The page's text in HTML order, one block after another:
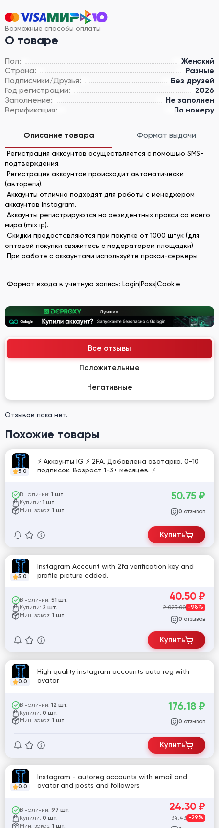
Возможные способы оплаты
О товаре
Пол:
Женский
Страна:
Разные
Подписчики/Друзья:
Без друзей
Год регистрации:
2026
Заполнение:
Не заполнен
Верификация:
По номеру
Описание товара Формат выдачи
Регистрация аккаунтов осуществляется с помощью SMS-
подтверждения.
Регистрация аккаунтов происходит автоматически
(автореги).
Аккаунты отлично подходят для работы с менеджером
аккаунтов Instagram.
Аккаунты регистрируются на резидентных прокси со всего
мира (mix ip).
Скидки предоставляются при покупке от 1000 штук (для
оптовой покупки свяжитесь с модератором площадки)
При работе с аккаунтами используйте прокси-серверы
Формат входа в учетную запись: Login|Pass|Cookie
Все отзывы
Положительные
Негативные
Отзывов пока нет.
Похожие товары
5.0
⚡️ Аккаунты IG ⚡️ 2FA. Добавлена аватарка. 0-10
подписок. Возраст 1-3+ месяцев. ⚡️
В наличии: 1 шт.
Купили: 1 шт.
Мин. заказ: 1 шт.
50.75 ₽
0 отзывов
Купить
5.0
Instagram Account with 2fa verification key and
profile picture added.
В наличии: 51 шт.
Купили: 2 шт.
Мин. заказ: 1 шт.
40.50 ₽
2 025.00 -98%
0 отзывов
Купить
0.0
High quality instagram accounts auto reg with
avatar
В наличии: 12 шт.
Купили: 0 шт.
Мин. заказ: 1 шт.
176.18 ₽
0 отзывов
Купить
0.0
Instagram - autoreg accounts with email and
avatar and posts and followers
В наличии: 97 шт.
Купили: 0 шт.
Мин. заказ: 1 шт.
24.30 ₽
34.43 -29%